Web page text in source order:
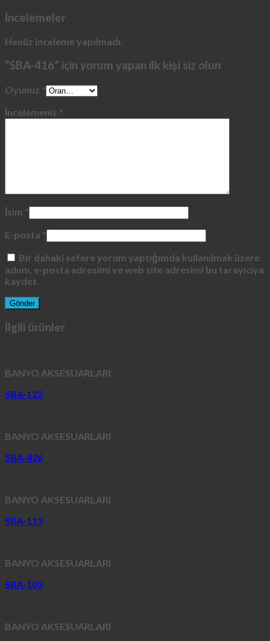
İncelemeler
Henüz inceleme yapılmadı.
“SBA-416” için yorum yapan ilk kişi siz olun
Oyunuz *
İncelemeniz *
İsim *
E-posta *
Bir dahaki sefere yorum yaptığımda kullanılmak üzere
adımı, e-posta adresimi ve web site adresimi bu tarayıcıya
kaydet.
İlgili ürünler
BANYO AKSESUARLARI
SBA-122
BANYO AKSESUARLARI
SBA-426
BANYO AKSESUARLARI
SBA-113
BANYO AKSESUARLARI
SBA-103
BANYO AKSESUARLARI